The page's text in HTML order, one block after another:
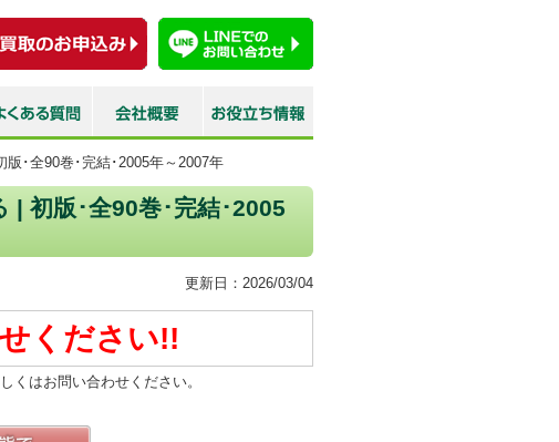
版･全90巻･完結･2005年～2007年
| 初版･全90巻･完結･2005
更新日：2026/03/04
ください!!
くはお問い合わせください。